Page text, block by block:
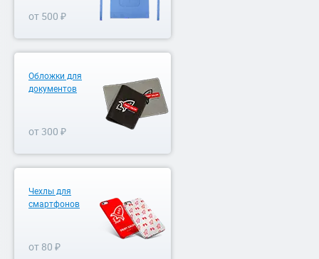
от 500 ₽
Обложки для
документов
от 300 ₽
Чехлы для
смартфонов
от 80 ₽